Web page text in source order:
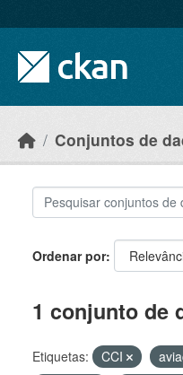
Conjuntos de
Ordenar por
1 conjunto de
Etiquetas: CCI